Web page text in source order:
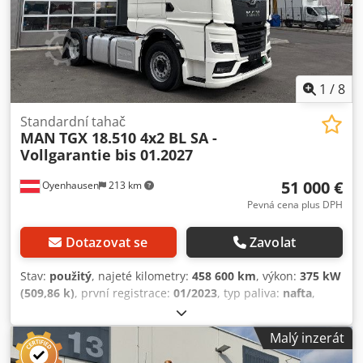
1 /8
Oyenhausen 213 km
Standardní tahač
MAN TGX 18.510 4x2 BL SA -
Vollgarantie bis 01.2027
51 000 €
Pevná cena plus DPH
Dotazovat se Zavolat
Stav: použitý, najeté kilometry: 458 600 km, výkon: 375 kW
(509,86 k), první registrace: 01/2023, typ paliva: nafta,
8 173 kg
nákladu:9 827 kg, celková hmotnost:18 000 kg,
konfigurace náprav:
4x2 , rozvor náprav: 3 600 mm, barva:
Malý inzerát